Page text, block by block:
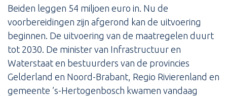
Beiden leggen 54 miljoen euro in. Nu de
voorbereidingen zijn afgerond kan de uitvoering
beginnen. De uitvoering van de maatregelen duurt
tot 2030. De minister van Infrastructuur en
Waterstaat en bestuurders van de provincies
Gelderland en Noord-Brabant, Regio Rivierenland en
gemeente ’s-Hertogenbosch kwamen vandaag